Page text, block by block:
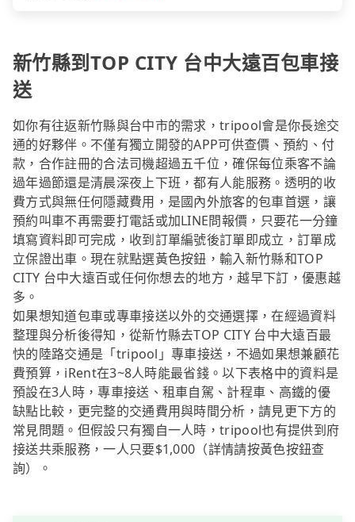
新竹縣到TOP CITY 台中大遠百包車接
送
如你有往返新竹縣與台中市的需求，tripool會是你長途交
通的好夥伴。不僅有獨立開發的APP可供查價、預約、付
款，合作註冊的合法司機超過五千位，確保每位乘客不論
過年過節還是清晨深夜上下班，都有人能服務。透明的收
費方式與無任何隱藏費用，是國內外旅客的包車首選，讓
預約叫車不再需要打電話或加LINE問報價，只要花一分鐘
填寫資料即可完成，收到訂單編號後訂單即成立，訂單成
立保證出車。現在就點選黃色按鈕，輸入新竹縣和TOP
CITY 台中大遠百或任何你想去的地方，越早下訂，優惠越
多。
如果想知道包車或專車接送以外的交通選擇，在經過資料
整理與分析後得知，從新竹縣去TOP CITY 台中大遠百最
快的陸路交通是「tripool」專車接送，不過如果想兼顧花
費預算，iRent在3~8人時能最省錢。以下表格中的資料是
預設在3人時，專車接送、租車自駕、計程車、高鐵的優
缺點比較，更完整的交通費用與時間分析，請見更下方的
常見問題。但假設只有獨自一人時，tripool也有提供到府
接送共乘服務，一人只要$1,000（詳情請按黃色按鈕查
詢）。